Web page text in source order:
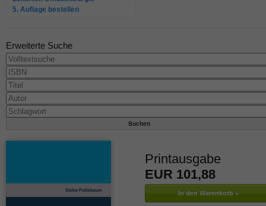
5. Auflage bestellen
Erweiterte Suche
Printausgabe
EUR 101,88